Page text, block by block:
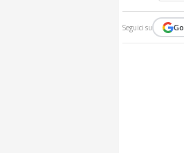
Seguici su